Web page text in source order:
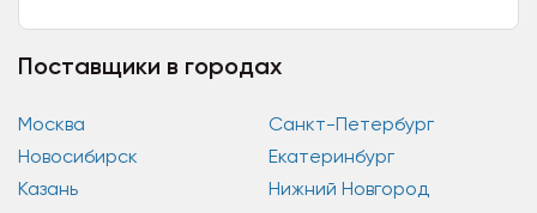
Поставщики в городах
Москва
Санкт-Петербург
Новосибирск
Екатеринбург
Казань
Нижний Новгород